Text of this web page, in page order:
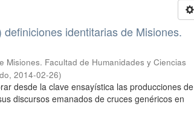
identitarias de Misiones.
Misiones. Facultad de Humanidades y Ciencias
,2014-02-26)
desde la clave ensayística las producciones de
discursos emanados de cruces genéricos en